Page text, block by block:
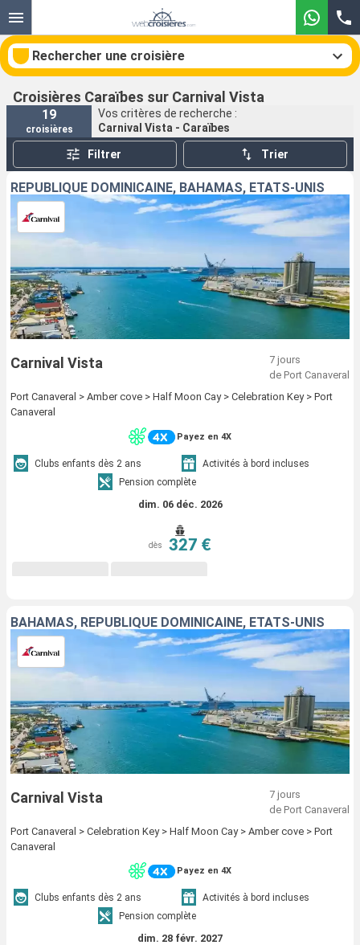
Rechercher une croisière
Nos destinations
Mois de départ
Ports Compagnies
Rechercher
Croisières Caraïbes sur Carnival Vista
19
croisières
Vos critères de recherche :
Carnival Vista - Caraïbes
Filtrer Trier
RÉPUBLIQUE DOMINICAINE, BAHAMAS, ÉTATS-UNIS
Carnival Vista
7 jours
de Port Canaveral
Port Canaveral > Amber cove > Half Moon Cay > Celebration Key > Port
Canaveral
Payez en 4X
Clubs enfants dès 2 ans
Activités à bord incluses
Pension complète
dim. 06 déc. 2026
dès 327 €
BAHAMAS, RÉPUBLIQUE DOMINICAINE, ÉTATS-UNIS
Carnival Vista
7 jours
de Port Canaveral
Port Canaveral > Celebration Key > Half Moon Cay > Amber cove > Port
Canaveral
Payez en 4X
Clubs enfants dès 2 ans
Activités à bord incluses
Pension complète
dim. 28 févr. 2027